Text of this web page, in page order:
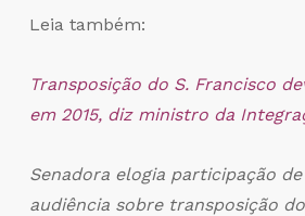
Leia também:
Transposição do S. Francisco
em 2015, diz ministro da
Senadora elogia participação
audiência sobre transposição